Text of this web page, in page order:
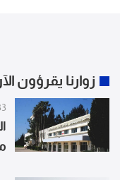
زوارنا يقرؤون